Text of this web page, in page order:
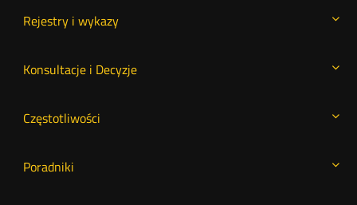
Rejestry i wykazy
Konsultacje i Decyzje
Częstotliwości
Poradniki